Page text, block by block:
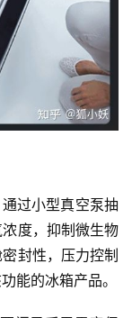
过小型真空泵抽
度，抑制微生物
封性，压力控制
能的冰箱产品。